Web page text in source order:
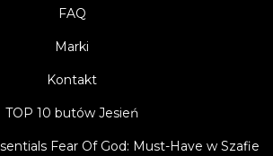
FAQ
Marki
Kontakt
TOP 10 butów Jesień
Fear Of God: Must-Have w Szafie